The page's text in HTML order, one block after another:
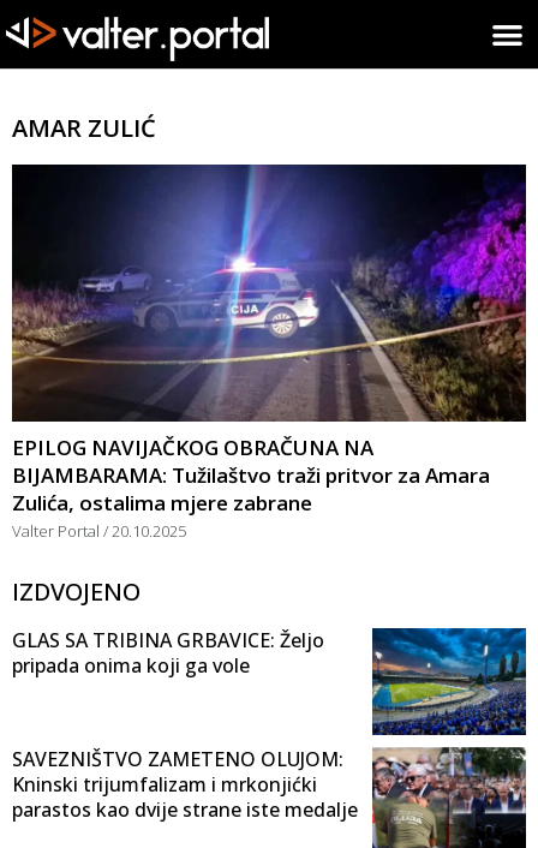
AMAR ZULIĆ
EPILOG NAVIJAČKOG OBRAČUNA NA
BIJAMBARAMA: Tužilaštvo traži pritvor za Amara
Zulića, ostalima mjere zabrane
Valter Portal 20.10.2025
IZDVOJENO
GLAS SA TRIBINA GRBAVICE: Željo
pripada onima koji ga vole
SAVEZNIŠTVO ZAMETENO OLUJOM:
Kninski trijumfalizam i mrkonjićki
parastos kao dvije strane iste medalje